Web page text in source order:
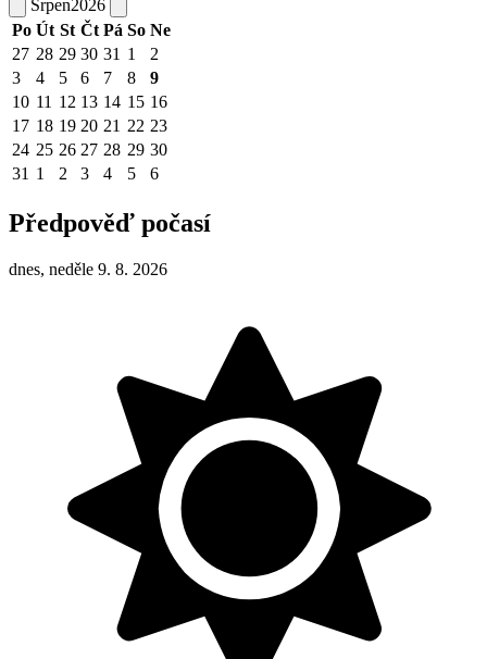
Srpen2026
Po Út St Čt Pá So Ne
27 28 29 30 31 1
2
3
4 5 6 7 8
9
10 11 12 13 14 15 16
17 18 19 20 21 22 23
24 25 26 27 28 29 30
31 1 2 3 4 5 6
Předpověď počasí
dnes, neděle 9. 8. 2026